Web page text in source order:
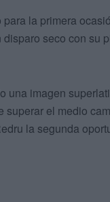
la primera
seco con su
una imagen
el medio
la segunda